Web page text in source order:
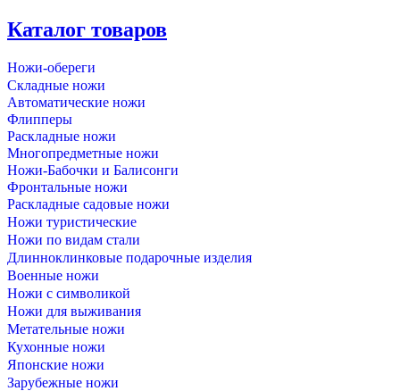
Каталог товаров
Ножи-обереги
Складные ножи
Автоматические ножи
Флипперы
Раскладные ножи
Многопредметные ножи
Ножи-Бабочки и Балисонги
Фронтальные ножи
Раскладные садовые ножи
Ножи туристические
Ножи по видам стали
Длинноклинковые подарочные изделия
Военные ножи
Ножи с символикой
Ножи для выживания
Метательные ножи
Кухонные ножи
Японские ножи
Зарубежные ножи